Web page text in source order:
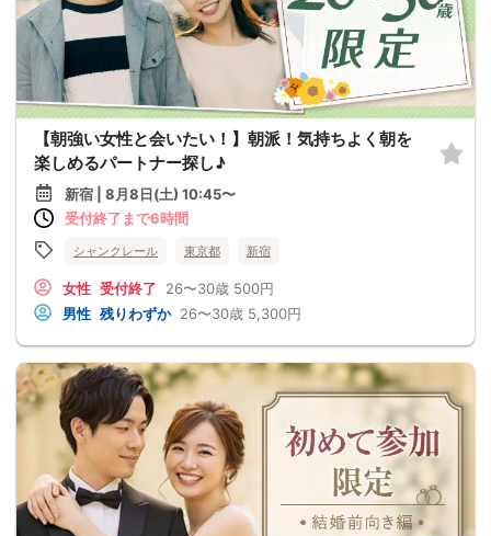
【朝強い女性と会いたい！】朝派！気持ちよく朝を
楽しめるパートナー探し♪
新宿 | 8月8日(土) 10:45〜
受付終了まで6時間
シャンクレール 東京都 新宿
女性 受付終了 26〜30歳 500円
男性 残りわずか 26〜30歳 5,300円